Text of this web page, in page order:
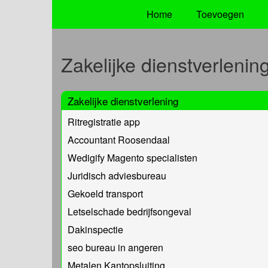
Home Toevoegen
Zakelijke
Zakelijke dienstverlening
Ritregistratie app
Accountant Roosendaal
Wedigify Magento specialisten
Juridisch adviesbureau
Gekoeld transport
Letselschade bedrijfsongeval
Dakinspectie
seo bureau in angeren
Metalen Kantopsluiting